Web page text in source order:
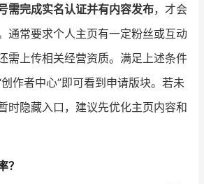
需完成实名认证并有内容发布，才会
通常要求个人主页有一定粉丝或互动
需上传相关经营资质。满足上述条件
作者中心”即可看到申请版块。若未
时隐藏入口，建议先优化主页内容和
？